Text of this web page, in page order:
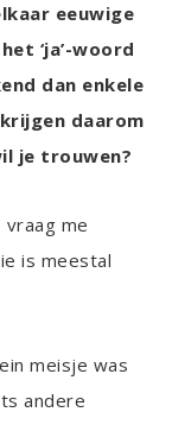
eeuwige
‘ja’-woord
dan enkele
daarom
je trouwen?
vraag me
is meestal
meisje was
andere